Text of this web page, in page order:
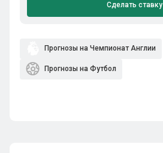
Сделать ставку
Прогнозы на Чемпионат Англии
Прогнозы на Футбол